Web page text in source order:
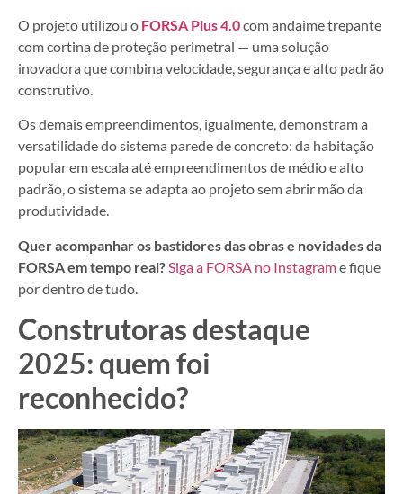
O projeto utilizou o FORSA Plus 4.0com andaime trepante
com cortina de proteção perimetral — uma solução
inovadora que combina velocidade, segurança e alto padrão
construtivo.
Os demais empreendimentos, igualmente, demonstram a
versatilidade do sistema parede de concreto: da habitação
popular em escala até empreendimentos de médio e alto
padrão, o sistema se adapta ao projeto sem abrir mão da
produtividade.
Quer acompanhar os bastidores das obras e novidades da
FORSA em tempo real?Siga a FORSA no Instagrame fique
por dentro de tudo.
Construtoras destaque
2025: quem foi
reconhecido?